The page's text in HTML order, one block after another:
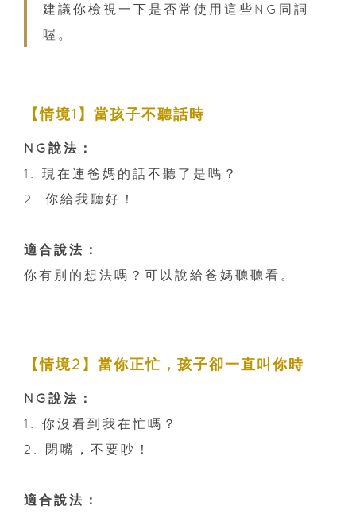
建議你檢視一下是否常使用這些NG同詞
喔。
【情境1】當孩子不聽話時
NG說法：
1. 現在連爸媽的話不聽了是嗎？
2. 你給我聽好！
適合說法：
你有別的想法嗎？可以說給爸媽聽聽看。
【情境2】當你正忙，孩子卻一直叫你時
NG說法：
1. 你沒看到我在忙嗎？
2. 閉嘴，不要吵！
適合說法：